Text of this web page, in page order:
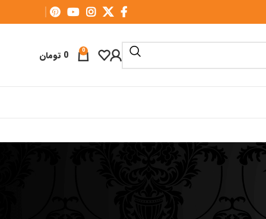
0
0 تومان